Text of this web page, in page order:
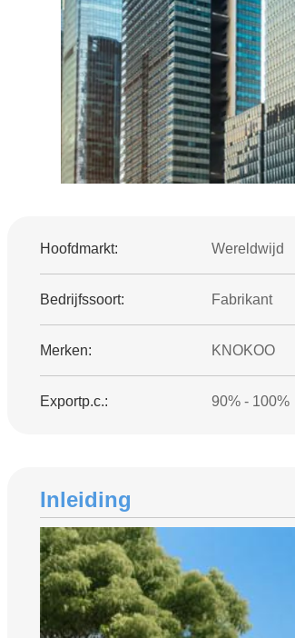
Hoofdmarkt: Wereldwijd
Bedrijfssoort: Fabrikant
Merken: KNOKOO
Exportp.c.: 90% - 100%
Inleiding